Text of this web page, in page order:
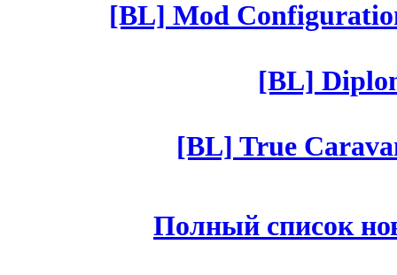
[BL] Mod
[BL]
[BL] True
Полный список